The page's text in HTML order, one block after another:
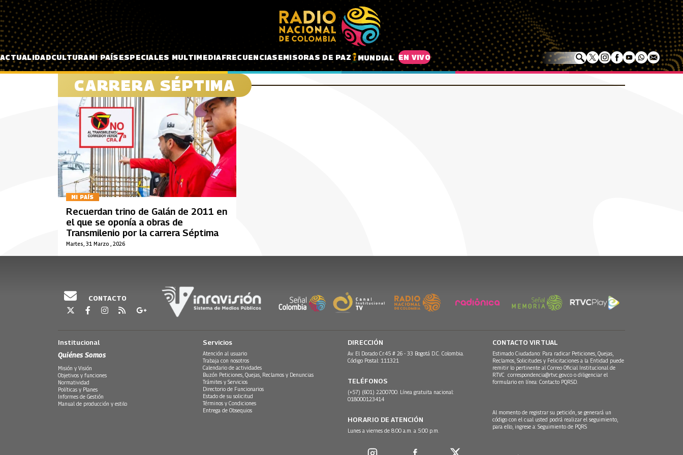
Pasar al contenido principal
ACTUALIDADCULTURAMI PAÍSESPECIALES MULTIMEDIAFRECUENCIASEMISORAS DE PAZ MUNDIAL EN VIVO
CARRERA SÉPTIMA
MI PAÍS
Martes, 31 Marzo , 2026
Recuerdan trino de Galán de 2011 en
el que se oponía a obras de
Transmilenio por la carrera Séptima
CONTACTO
Institucional
Quiénes Somos
Misión y Visión
Objetivos y funciones
Normatividad
Políticas y Planes
Informes de Gestión
Manual de producción y estilo
Servicios
Atención al usuario
Trabaja con nosotros
Calendario de actividades
Buzón Peticiones, Quejas, Reclamos y Denuncias
Trámites y Servicios
Directorio de Funcionarios
Estado de su solicitud
Términos y Condiciones
Entrega de Obsequios
DIRECCIÓN
Av. El Dorado Cr.45 # 26 - 33 Bogotá D.C. Colombia.
Código Postal: 111321
TELÉFONOS
(+57) (601) 2200700. Línea gratuita nacional:
018000123414
HORARIO DE ATENCIÓN
Lunes a viernes de 8:00 a.m. a 5:00 p.m.
CONTACTO VIRTUAL
Estimado Ciudadano: Para radicar Peticiones, Quejas,
Reclamos, Solicitudes y Felicitaciones a la Entidad puede
remitir lo pertinente al Correo Oficial Institucional de
RTVC correspondencia@rtvc.gov.co o diligenciar el
formulario en línea: Contacto PQRSD.
Al momento de registrar su petición, se generará un
código con el cual usted podrá realizar el seguimiento,
para ello, ingrese a: Seguimiento de PQRS